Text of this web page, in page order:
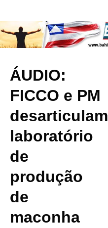
ÁUDIO:
FICCO e PM
desarticulam
laboratório
de
produção
de
maconha